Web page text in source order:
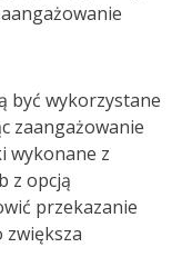
być wykorzystane
zaangażowanie
wykonane z
z opcją
przekazanie
zwiększa